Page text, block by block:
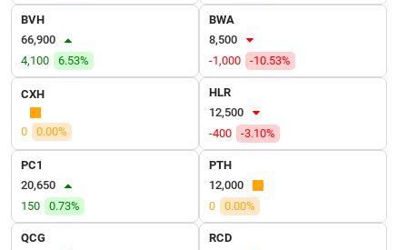
BVH
66,900
4,100
6.53%
BWA
8,500
-1,000
-10.53%
CXH
0 0.00%
HLR
12,500
-400
-3.10%
PC1
20,650
150
0.73%
PTH
12,000
0
0.00%
QCG
RCD
DỊCH
VỤ
TRUYỀN
THÔNG
TIỆN
ÍCH